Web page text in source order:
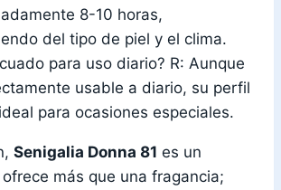
8-10 horas,
del tipo de piel y el clima.
para uso diario? R: Aunque
usable a diario, su perfil
para ocasiones especiales.
Senigalia Donna 81 es un
más que una fragancia;